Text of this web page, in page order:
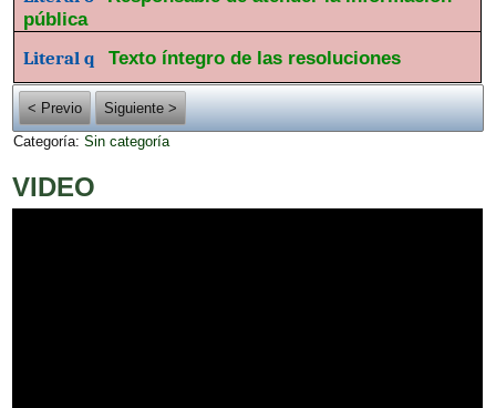
pública
Literal q
Texto íntegro de las resoluciones
< Previo
Siguiente >
Categoría:Sin categoría
VIDEO